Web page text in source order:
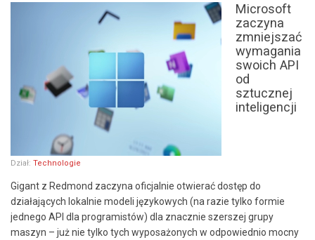
Microsoft
zaczyna
zmniejszać
wymagania
swoich API
od
sztucznej
inteligencji
Dział: Technologie
Gigant z Redmond zaczyna oficjalnie otwierać dostęp do
działających lokalnie modeli językowych (na razie tylko formie
jednego API dla programistów) dla znacznie szerszej grupy
maszyn – już nie tylko tych wyposażonych w odpowiednio mocny